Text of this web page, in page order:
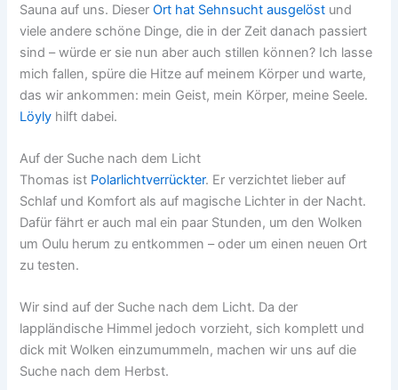
Sauna auf uns. DieserOrt hat Sehnsucht ausgelöst und
viele andere schöne Dinge, die in der Zeit danach passiert
sind – würde er sie nun aber auch stillen können? Ich lasse
mich fallen, spüre die Hitze auf meinem Körper und warte,
das wir ankommen: mein Geist, mein Körper, meine Seele.
Löyly hilft dabei.
Auf der Suche nach dem Licht
Thomas ist Polarlichtverrückter. Er verzichtet lieber auf
Schlaf und Komfort als auf magische Lichter in der Nacht.
Dafür fährt er auch mal ein paar Stunden, um den Wolken
um Oulu herum zu entkommen – oder um einen neuen Ort
zu testen.
Wir sind auf der Suche nach dem Licht. Da der
lappländische Himmel jedoch vorzieht, sich komplett und
dick mit Wolken einzumummeln, machen wir uns auf die
Suche nach dem Herbst.